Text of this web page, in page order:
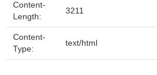
Content-
Length:
3211
Content-
Type:
text/html